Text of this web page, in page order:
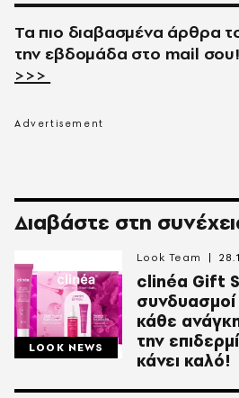
Τα πιο διαβασμένα άρθρα
την εβδομάδα στο mail σου!
>>>
Διαβάστε στη
LOOK NEWS
clinéa Gift
κάθε
την
κάνει καλό!
Look Team